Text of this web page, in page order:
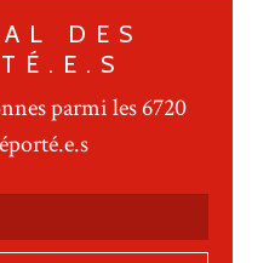
DES
parmi les 6720